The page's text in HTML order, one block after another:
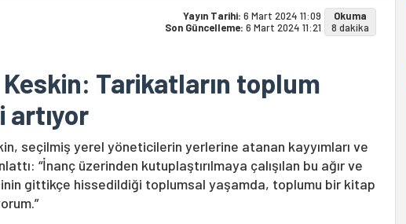
Yayın Tarihi: 6 Mart 2024 11:09
Son Güncelleme: 6 Mart 2024 11:21
Okuma
8 dakika
Keskin: Tarikatların toplum
artıyor
seçilmiş yerel yöneticilerin yerlerine atanan kayyımları ve
“İnanç üzerinden kutuplaştırılmaya çalışılan bu ağır ve
gittikçe hissedildiği toplumsal yaşamda, toplumu bir kitap